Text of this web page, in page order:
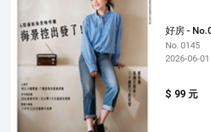
好房 -
No. 0145
2026-06-01
$ 99 元